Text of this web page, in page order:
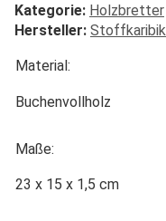
Kategorie: Holzbretter
Hersteller: Stoffkaribik
Material:
Buchenvollholz
Maße:
23 x 15 x 1,5 cm